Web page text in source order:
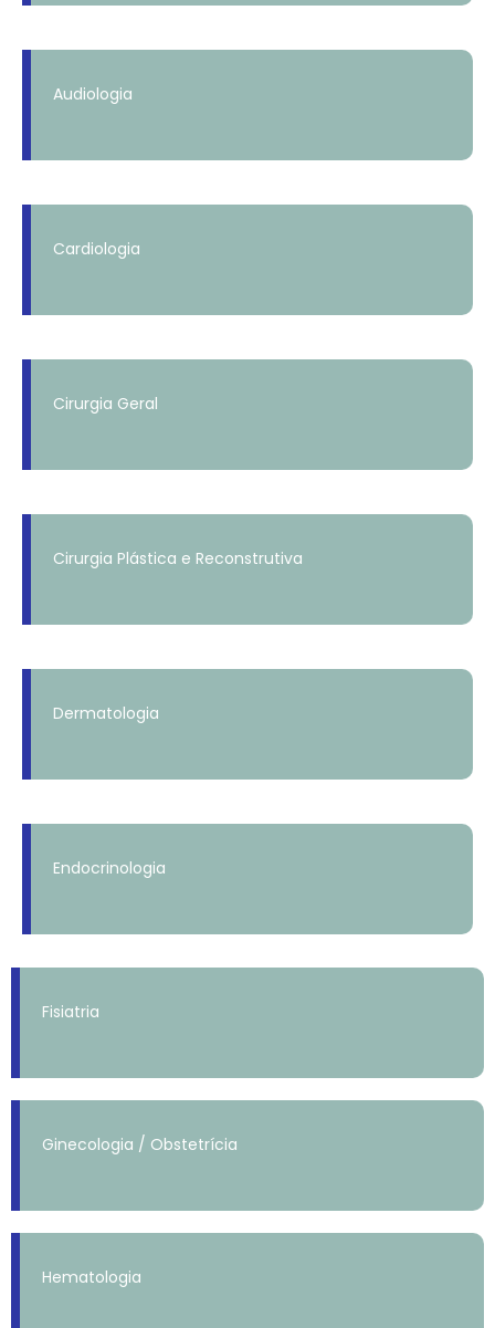
Audiologia
Cardiologia
Cirurgia Geral
Cirurgia Plástica e Reconstrutiva
Dermatologia
Endocrinologia
Fisiatria
Ginecologia / Obstetrícia
Hematologia